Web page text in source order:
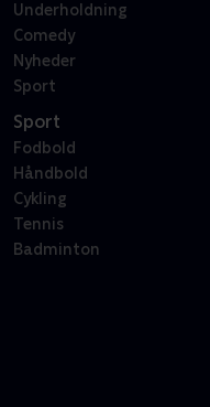
Underholdning
Comedy
Nyheder
Sport
Sport
Fodbold
Håndbold
Cykling
Tennis
Badminton